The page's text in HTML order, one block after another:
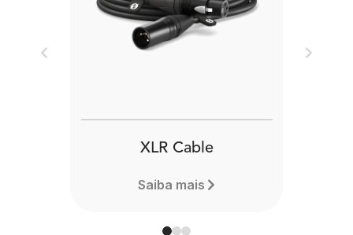
XLR Cable
Saiba mais
Previous Next